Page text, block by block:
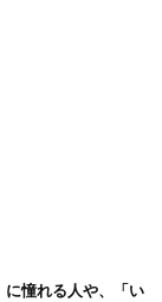
憧れる人や、「い